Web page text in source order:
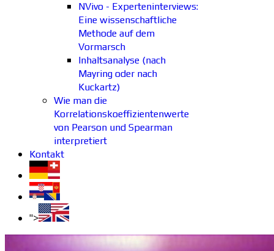
NVivo - Experteninterviews:
Eine wissenschaftliche
Methode auf dem
Vormarsch
Inhaltsanalyse (nach
Mayring oder nach
Kuckartz)
Wie man die
Korrelationskoeffizientenwerte
von Pearson und Spearman
interpretiert
Kontakt
">